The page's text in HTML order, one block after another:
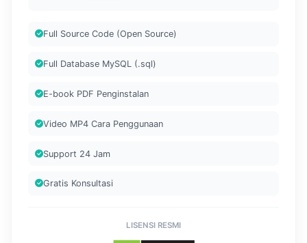
Full Source Code (Open Source)
Full Database MySQL (.sql)
E-book PDF Penginstalan
Video MP4 Cara Penggunaan
Support 24 Jam
Gratis Konsultasi
LISENSI RESMI